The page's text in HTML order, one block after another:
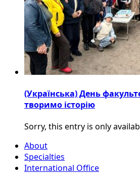
(Українська) День
творимо історію
Sorry, this entry is only
About
Specialties
International Office